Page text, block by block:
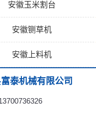
安徽玉米割台
安徽铡草机
安徽上料机
泰机械有限公司